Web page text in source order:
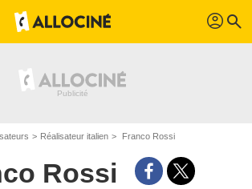
profil search
Réalisateur italien Franco Rossi
Rossi